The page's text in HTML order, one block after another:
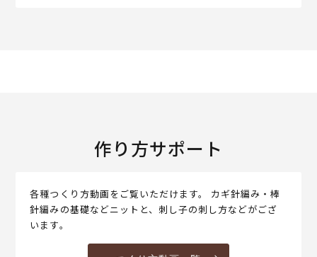
作り方サポート
各種つくり方動画をご覧いただけます。 カギ針編み・棒
針編みの基礎などニットと、刺し子の刺し方などがござ
います。